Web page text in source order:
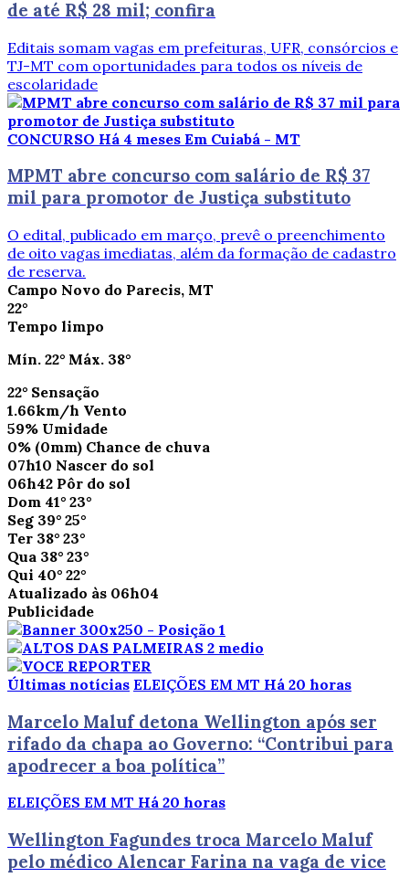
de até R$ 28 mil; confira
Editais somam vagas em prefeituras, UFR, consórcios e
TJ-MT com oportunidades para todos os níveis de
escolaridade
CONCURSO Há 4 meses Em Cuiabá - MT
MPMT abre concurso com salário de R$ 37
mil para promotor de Justiça substituto
O edital, publicado em março, prevê o preenchimento
de oito vagas imediatas, além da formação de cadastro
de reserva.
Campo Novo do Parecis, MT
22°
Tempo limpo
Mín. 22° Máx. 38°
22° Sensação
1.66km/h Vento
59% Umidade
0% (0mm) Chance de chuva
07h10 Nascer do sol
06h42 Pôr do sol
Dom 41° 23°
Seg 39° 25°
Ter 38° 23°
Qua 38° 23°
Qui 40° 22°
Atualizado às 06h04
Publicidade
Últimas notícias ELEIÇÕES EM MT Há 20 horas
Marcelo Maluf detona Wellington após ser
rifado da chapa ao Governo: “Contribui para
apodrecer a boa política”
ELEIÇÕES EM MT Há 20 horas
Wellington Fagundes troca Marcelo Maluf
pelo médico Alencar Farina na vaga de vice